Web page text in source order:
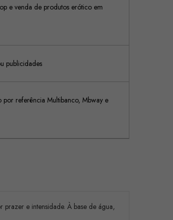
e venda de produtos erótico em
publicidades
por referência Multibanco, Mbway e
e intensidade. À base de água,